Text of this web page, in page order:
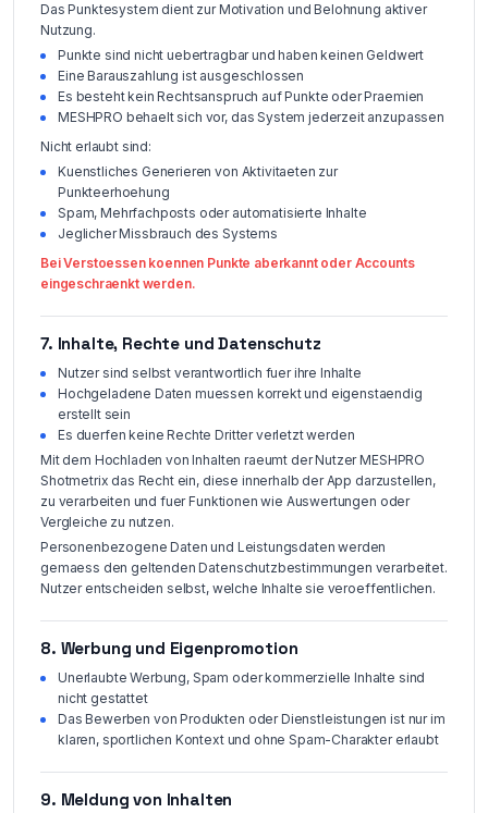
Das Punktesystem dient zur Motivation und Belohnung aktiver
Nutzung.
Punkte sind nicht uebertragbar und haben keinen Geldwert
Eine Barauszahlung ist ausgeschlossen
Es besteht kein Rechtsanspruch auf Punkte oder Praemien
MESHPRO behaelt sich vor, das System jederzeit anzupassen
Nicht erlaubt sind:
Kuenstliches Generieren von Aktivitaeten zur
Punkteerhoehung
Spam, Mehrfachposts oder automatisierte Inhalte
Jeglicher Missbrauch des Systems
Bei Verstoessen koennen Punkte aberkannt oder Accounts
eingeschraenkt werden.
7. Inhalte, Rechte und Datenschutz
Nutzer sind selbst verantwortlich fuer ihre Inhalte
Hochgeladene Daten muessen korrekt und eigenstaendig
erstellt sein
Es duerfen keine Rechte Dritter verletzt werden
Mit dem Hochladen von Inhalten raeumt der Nutzer MESHPRO
Shotmetrix das Recht ein, diese innerhalb der App darzustellen,
zu verarbeiten und fuer Funktionen wie Auswertungen oder
Vergleiche zu nutzen.
Personenbezogene Daten und Leistungsdaten werden
gemaess den geltenden Datenschutzbestimmungen verarbeitet.
Nutzer entscheiden selbst, welche Inhalte sie veroeffentlichen.
8. Werbung und Eigenpromotion
Unerlaubte Werbung, Spam oder kommerzielle Inhalte sind
nicht gestattet
Das Bewerben von Produkten oder Dienstleistungen ist nur im
klaren, sportlichen Kontext und ohne Spam-Charakter erlaubt
9. Meldung von Inhalten